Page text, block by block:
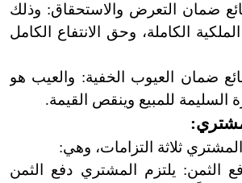
ضمان التعرض والاستحقاق: وذلك
الكاملة، وحق الانتفاع الكامل
ضمان العيوب الخفية: والعيب هو
السليمة للمبيع وينقص القيمة.
ثلاثة التزامات، وهي:
دفع الثمن: يلتزم المشتري دفع الثمن